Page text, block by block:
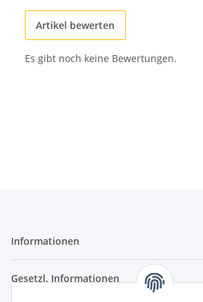
Artikel bewerten
Es gibt noch keine Bewertungen.
Informationen
Gesetzl. Informationen